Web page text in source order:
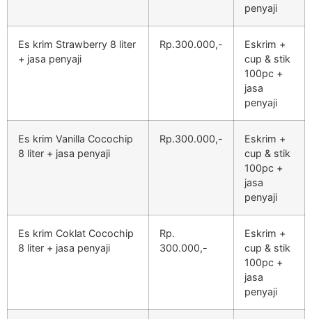
penyaji
Es krim Strawberry 8 liter
+ jasa penyaji
Rp.300.000,-
Eskrim +
cup & stik
100pc +
jasa
penyaji
Es krim Vanilla Cocochip
8 liter + jasa penyaji
Rp.300.000,-
Eskrim +
cup & stik
100pc +
jasa
penyaji
Es krim Coklat Cocochip
8 liter + jasa penyaji
Rp.
300.000,-
Eskrim +
cup & stik
100pc +
jasa
penyaji